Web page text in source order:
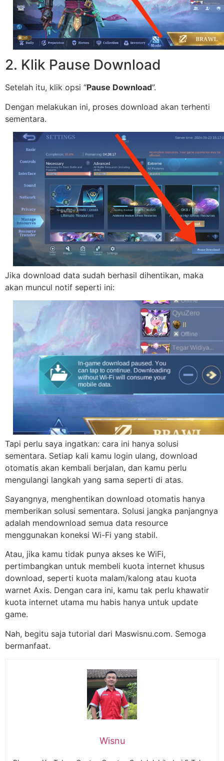
2. Klik Pause Download
Setelah itu, klik opsi “Pause Download”.
Dengan melakukan ini, proses download akan terhenti
sementara.
Jika download data sudah berhasil dihentikan, maka
akan muncul notif seperti ini:
Tapi perlu saya ingatkan: cara ini hanya solusi
sementara. Setiap kali kamu login ulang, download
otomatis akan kembali berjalan, dan kamu perlu
mengulangi langkah yang sama seperti di atas.
Sayangnya, menghentikan download otomatis hanya
memberikan solusi sementara. Solusi jangka panjangnya
adalah mendownload semua data resource
menggunakan koneksi Wi-Fi yang stabil.
Atau, jika kamu tidak punya akses ke WiFi,
pertimbangkan untuk membeli kuota internet khusus
download, seperti kuota malam/kalong atau kuota
warnet Axis. Dengan cara ini, kamu tak perlu khawatir
kuota internet utama mu habis hanya untuk update
game.
Nah, begitu saja tutorial dari Maswisnu.com. Semoga
bermanfaat.
Wisnu